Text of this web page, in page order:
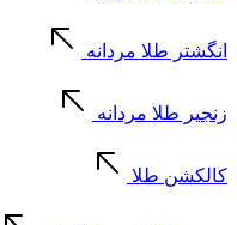
انگشتر طلا مردانه
زنجیر طلا مردانه
کالکشن طلا